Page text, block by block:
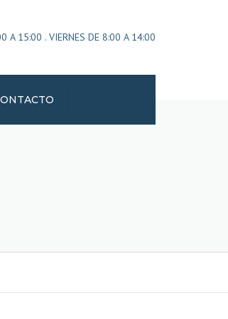
A 15:00 . VIERNES DE 8:00 A 14:00